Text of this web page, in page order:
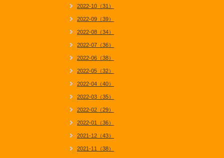
2022-10（31）
2022-09（39）
2022-08（34）
2022-07（36）
2022-06（38）
2022-05（32）
2022-04（40）
2022-03（35）
2022-02（29）
2022-01（36）
2021-12（43）
2021-11（38）